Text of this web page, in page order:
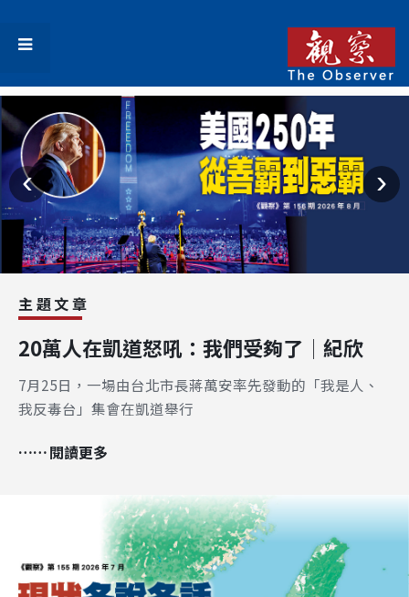
主題文章
20萬人在凱道怒吼：我們受夠了│紀欣
7月25日，一場由台北市長蔣萬安率先發動的「我是人、
我反毒台」集會在凱道舉行
閱讀更多
‹ ›